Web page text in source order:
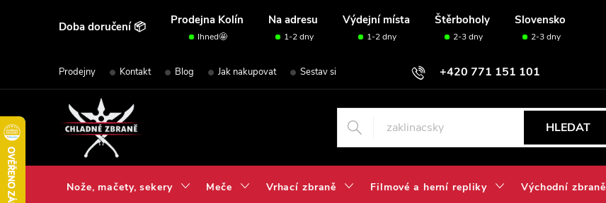
Doba doručení 📦 Prodejna Kolín Na adresu Výdejní místa Štěrboholy Slovensko
Ihned🤩 1-2 dny 1-2 dny 2-3 dny 2-3 dny
+420 771 151 101
Prodejny Kontakt Blog Jak nakupovat Sestav si svou sadu✅
HLEDAT
Nože, mačety, sekery Meče Vrhací zbraně Filmové a herní repliky Východní zbraně